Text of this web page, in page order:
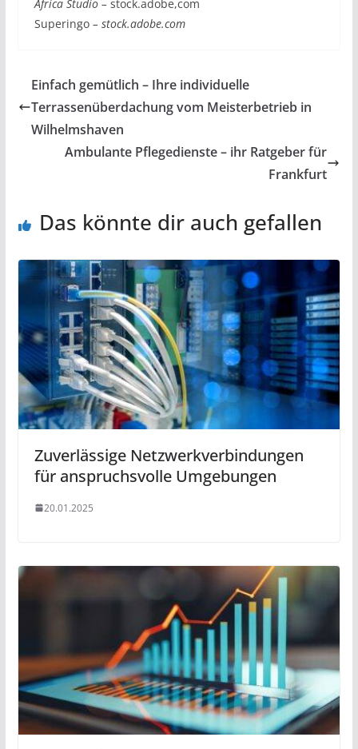
Africa Studio –stock.adobe,com
Superingo– stock.adobe.com
Einfach gemütlich – Ihre individuelle
Terrassenüberdachung vom Meisterbetrieb in
Wilhelmshaven
Ambulante Pflegedienste – ihr Ratgeber für
Frankfurt
Das könnte dir auch gefallen
Zuverlässige Netzwerkverbindungen
für anspruchsvolle Umgebungen
20.01.2025